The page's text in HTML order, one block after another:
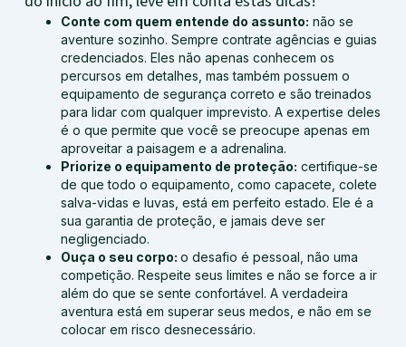
Conte com quem entende do assunto: não se
aventure sozinho. Sempre contrate agências e guias
credenciados. Eles não apenas conhecem os
percursos em detalhes, mas também possuem o
equipamento de segurança correto e são treinados
para lidar com qualquer imprevisto. A expertise deles
é o que permite que você se preocupe apenas em
aproveitar a paisagem e a adrenalina.
Priorize o equipamento de proteção: certifique-se
de que todo o equipamento, como capacete, colete
salva-vidas e luvas, está em perfeito estado. Ele é a
sua garantia de proteção, e jamais deve ser
negligenciado.
Ouça o seu corpo: o desafio é pessoal, não uma
competição. Respeite seus limites e não se force a ir
além do que se sente confortável. A verdadeira
aventura está em superar seus medos, e não em se
colocar em risco desnecessário.